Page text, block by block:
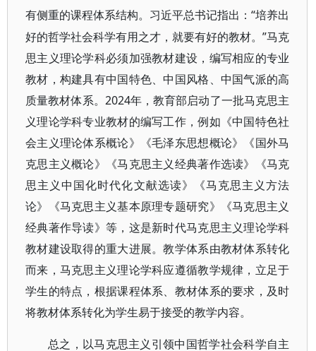
有侧重的课程体系结构。习近平总书记指出：“培养出
好的哲学社会科学有用之才，就要有好的教材。”马克
思主义理论学科必须加强教材建设，编写相应的专业
教材，构建具有中国特色、中国风格、中国气派的高
质量教材体系。2024年，教育部启动了一批马克思主
义理论学科专业教材的编写工作，例如《中国特色社
会主义理论体系概论》《毛泽东思想概论》《国外马
克思主义概论》《马克思主义经典著作选读》《马克
思主义中国化时代化文献选读》《马克思主义方法
论》《马克思主义基本原理专题研究》《马克思主义
经典著作导读》等，这是新时代马克思主义理论学科
教材建设取得的重大进展。教学体系由教材体系转化
而来，马克思主义理论学科应遵循教学规律，立足于
学生的特点，根据课程体系、教材体系的要求，及时
将教材体系转化为学生易于接受的教学内容。
总之，以马克思主义引领中国哲学社会科学自主